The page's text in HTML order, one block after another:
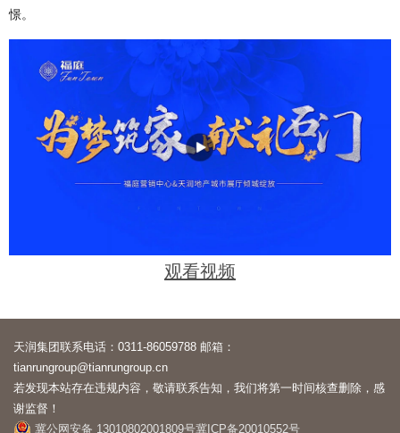
憬。
观看视频
天润集团联系电话：0311-86059788 邮箱：
tianrungroup@tianrungroup.cn
若发现本站存在违规内容，敬请联系告知，我们将第一时间核查删除，感
谢监督！
冀公网安备 13010802001809号冀ICP备20010552号